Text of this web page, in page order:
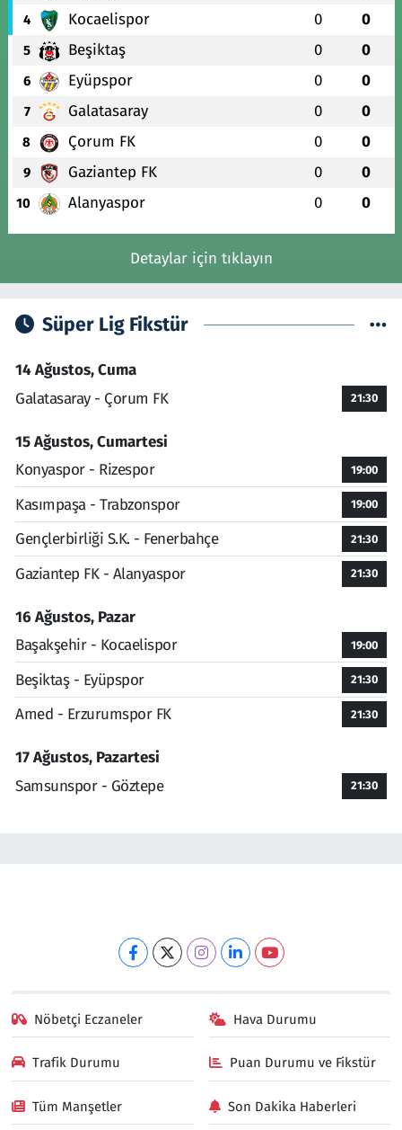
4 Kocaelispor 0 0
5 Beşiktaş 0 0
6 Eyüpspor 0 0
7 Galatasaray 0 0
8 Çorum FK 0 0
9 Gaziantep FK 0 0
10 Alanyaspor 0 0
Detaylar için tıklayın
Süper Lig Fikstür
14 Ağustos, Cuma
Galatasaray - Çorum FK
21:30
15 Ağustos, Cumartesi
Konyaspor - Rizespor
19:00
Kasımpaşa - Trabzonspor 19:00
Gençlerbirliği S.K. - Fenerbahçe 21:30
Gaziantep FK - Alanyaspor 21:30
16 Ağustos, Pazar
Başakşehir - Kocaelispor
19:00
Beşiktaş - Eyüpspor 21:30
Amed - Erzurumspor FK 21:30
17 Ağustos, Pazartesi
Samsunspor - Göztepe
21:30
Nöbetçi Eczaneler Hava Durumu
Trafik Durumu Puan Durumu ve Fikstür
Tüm Manşetler Son Dakika Haberleri